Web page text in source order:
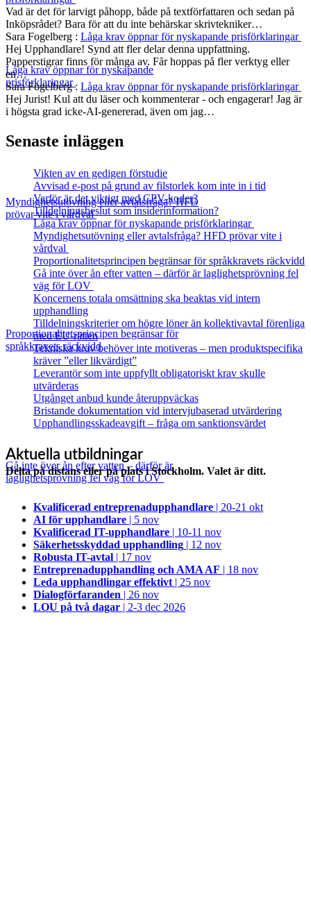
Låga krav öppnar för nyskapande
prisförklaringar
Myndighetsutövning eller avtalsfråga? HFD
prövar vite i vårdval
Proportionalitetsprincipen begränsar för
språkkravets räckvidd
Gå inte över ån efter vatten – därför är
laglighetsprövning fel väg för LOV
Vad är det för larvigt påhopp, både på textförfattaren och sedan på
Inköpsrådet? Bara för att du inte behärskar skrivtekniker…
Sara Fogelberg : Låga krav öppnar för nyskapande prisförklaringar
Hej Upphandlare! Synd att fler delar denna uppfattning.
Papperstigrar finns för många av. Får hoppas på fler verktyg eller
en…
Sara Fogelberg: Låga krav öppnar för nyskapande prisförklaringar
Hej Jurist! Kul att du läser och kommenterar - och engagerar! Jag är
i högsta grad icke-AI-genererad, även om jag…
Senaste inläggen
Vikten av en gedigen förstudie
Avvisad e-post på grund av filstorlek kom inte in i tid
Varför är det viktigt med CPV-koder?
Tilldelningsbeslut som insiderinformation?
Låga krav öppnar för nyskapande prisförklaringar
Myndighetsutövning eller avtalsfråga? HFD prövar vite i
vårdval
Proportionalitetsprincipen begränsar för språkkravets räckvidd
Gå inte över ån efter vatten – därför är laglighetsprövning fel
väg för LOV
Koncernens totala omsättning ska beaktas vid intern
upphandling
Tilldelningskriterier om högre löner än kollektivavtal förenliga
med EU‑rätten
Tekniska krav behöver inte motiveras – men produktspecifika
kräver ”eller likvärdigt”
Leverantör som inte uppfyllt obligatoriskt krav skulle
utvärderas
Utgånget anbud kunde återuppväckas
Bristande dokumentation vid intervjubaserad utvärdering
Upphandlingsskadeavgift – fråga om sanktionsvärdet
Aktuella utbildningar
Delta på distans eller på plats i Stockholm. Valet är ditt.
Kvalificerad entreprenad­upphandlare | 20-21 okt
AI för upphandlare | 5 nov
Kvalificerad IT-upphandlare | 10-11 nov
Säkerhetsskyddad upphandling | 12 nov
Robusta IT-avtal | 17 nov
Entreprenadupphandling och AMA AF | 18 nov
Leda upphandlingar effektivt | 25 nov
Dialogförfaranden | 26 nov
LOU på två dagar | 2-3 dec 2026